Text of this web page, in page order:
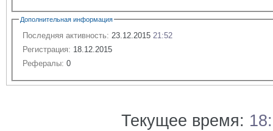
Дополнительная информация
Последняя активность: 23.12.2015 21:52
Регистрация: 18.12.2015
Рефералы: 0
Текущее время: